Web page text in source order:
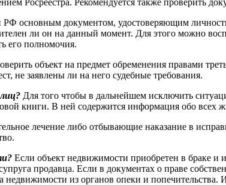
РФ основным документом, удостоверяющим
ли он на данный момент. Для этого можно
его полномочия.
объект на предмет обременения правами
не заявлены ли на него судебные требования.
Для того чтобы в дальнейшем исключить
книги. В ней содержится информация обо всех
лечение либо отбывающие наказание в
Если объект недвижимости приобретен в браке
продавца. Если в документах о праве
недвижимости из органов опеки и